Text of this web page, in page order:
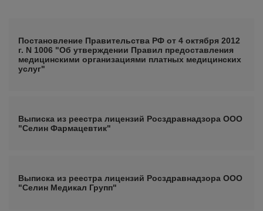
Постановление Правительства РФ от 4 октября 2012
г. N 1006 "Об утверждении Правил предоставления
медицинскими организациями платных медицинских
услуг"
Выписка из реестра лицензий Росздравнадзора ООО
"Селин Фармацевтик"
Выписка из реестра лицензий Росздравнадзора ООО
"Селин Медикал Групп"